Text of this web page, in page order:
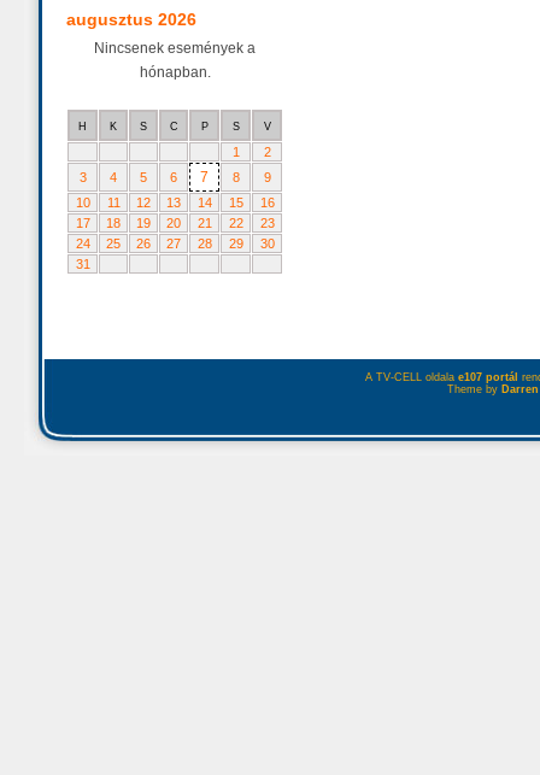
augusztus 2026
Nincsenek események a
hónapban.
H K S C P S V
1
2
3
4 5 6 7 8
9
10
11 12 13 14 15
16
17
18 19 20 21 22
23
24
25 26 27 28 29
30
31
A TV-CELL oldala e107 portál
Theme by